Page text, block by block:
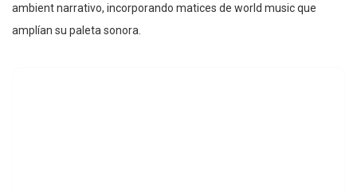
ambient narrativo, incorporando matices de world music que
amplían su paleta sonora.